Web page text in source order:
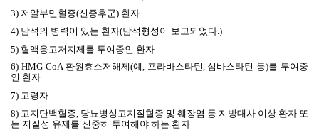
3) 저알부민혈증(신증후군) 환자
4) 담석의 병력이 있는 환자(담석형성이 보고되었다.)
5) 혈액응고저지제를 투여중인 환자
6) HMG-CoA 환원효소저해제(예, 프라바스타틴, 심바스타틴 등)를 투여중
인 환자
7) 고령자
8) 고지단백혈증 당뇨병성고지질혈증 및 췌장염 등 지방대사 이상 환자 또
는 지질성 유제를 신중히 투여해야 하는 환자